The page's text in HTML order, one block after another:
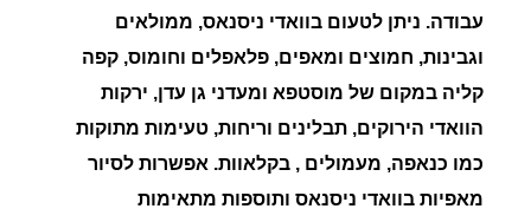
עבודה. ניתן לטעום בוואדי ניסנאס, ממולאים
וגבינות, חמוצים ומאפים, פלאפלים וחומוס, קפה
קליה במקום של מוסטפא ומעדני גן עדן, ירקות
הוואדי הירוקים, תבלינים וריחות, טעימות מתוקות
כמו כנאפה, מעמולים , בקלאוות. אפשרות לסיור
מאפיות בוואדי ניסנאס ותוספות מתאימות